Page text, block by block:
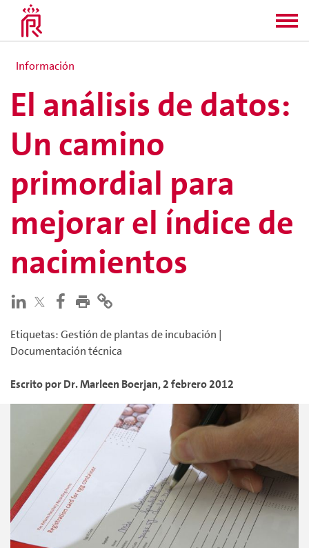
Información
El análisis de datos:
Un camino
primordial para
mejorar el índice de
nacimientos
Etiquetas:Gestión de plantas de incubación |
Documentación técnica
Escrito porDr. Marleen Boerjan,2 febrero 2012